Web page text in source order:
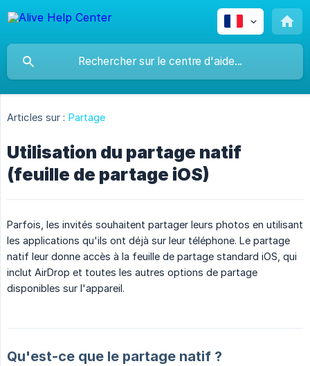
Articles sur : Partage
Utilisation du partage natif
(feuille de partage iOS)
Parfois, les invités souhaitent partager leurs photos en utilisant
les applications qu'ils ont déjà sur leur téléphone. Le partage
natif leur donne accès à la feuille de partage standard iOS, qui
inclut AirDrop et toutes les autres options de partage
disponibles sur l'appareil.
Qu'est-ce que le partage natif ?